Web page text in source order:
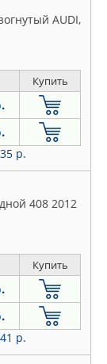
AUDI,
Купить
р.
408 2012
Купить
р.